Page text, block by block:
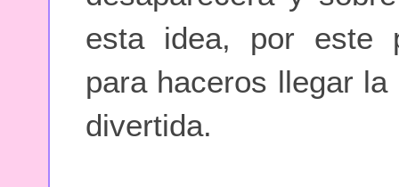
esta idea, por este
para haceros llegar
divertida.